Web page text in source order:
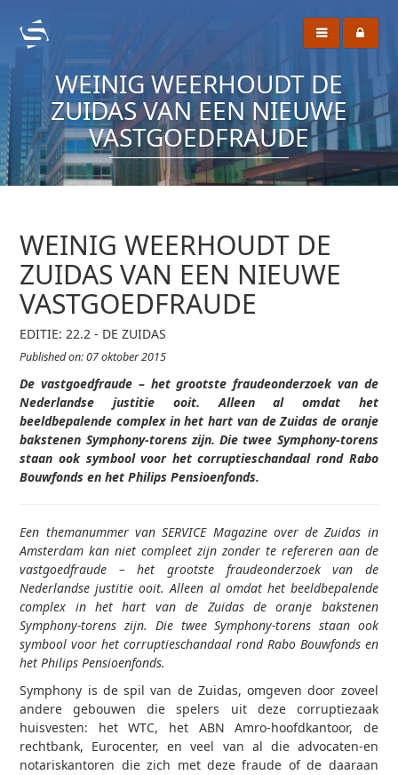
WEINIG WEERHOUDT DE
ZUIDAS VAN EEN NIEUWE
VASTGOEDFRAUDE
WEINIG WEERHOUDT DE
ZUIDAS VAN EEN NIEUWE
VASTGOEDFRAUDE
EDITIE: 22.2 - DE ZUIDAS
Published on: 07 oktober 2015
De vastgoedfraude – het grootste fraudeonderzoek van de
Nederlandse justitie ooit. Alleen al omdat het
beeldbepalende complex in het hart van de Zuidas de oranje
bakstenen Symphony-torens zijn. Die twee Symphony-torens
staan ook symbool voor het corruptieschandaal rond Rabo
Bouwfonds en het Philips Pensioenfonds.
Een themanummer van SERVICE Magazine over de Zuidas in
Amsterdam kan niet compleet zijn zonder te refereren aan de
vastgoedfraude – het grootste fraudeonderzoek van de
Nederlandse justitie ooit. Alleen al omdat het beeldbepalende
complex in het hart van de Zuidas de oranje bakstenen
Symphony-torens zijn. Die twee Symphony-torens staan ook
symbool voor het corruptieschandaal rond Rabo Bouwfonds en
het Philips Pensioenfonds.
Symphony is de spil van de Zuidas, omgeven door zoveel
andere gebouwen die spelers uit deze corruptiezaak
huisvesten: het WTC, het ABN Amro-hoofdkantoor, de
rechtbank, Eurocenter, en veel van al die advocaten-en
notariskantoren die zich met deze fraude of de daaraan